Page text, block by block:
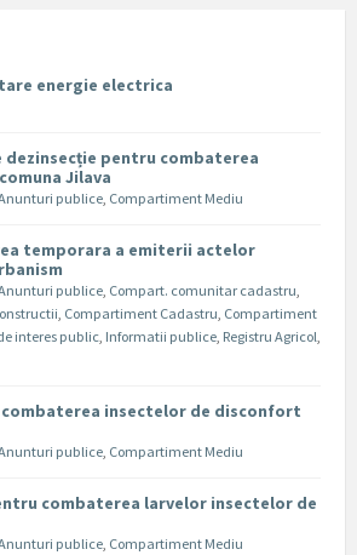
energie electrica
dezinsecție pentru combaterea
Jilava
publice, Compartiment Mediu
temporara a emiterii actelor
publice, Compart. comunitar cadastru,
, Compartiment Cadastru, Compartiment
interes public, Informatii publice, Registru Agricol,
insectelor de disconfort
publice, Compartiment Mediu
combaterea larvelor insectelor de
publice, Compartiment Mediu